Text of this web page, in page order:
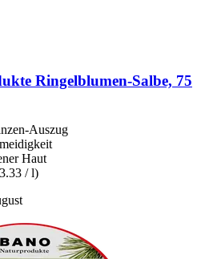
Ringelblumen-​Salbe, 75
Auszug
Haut
/ l)